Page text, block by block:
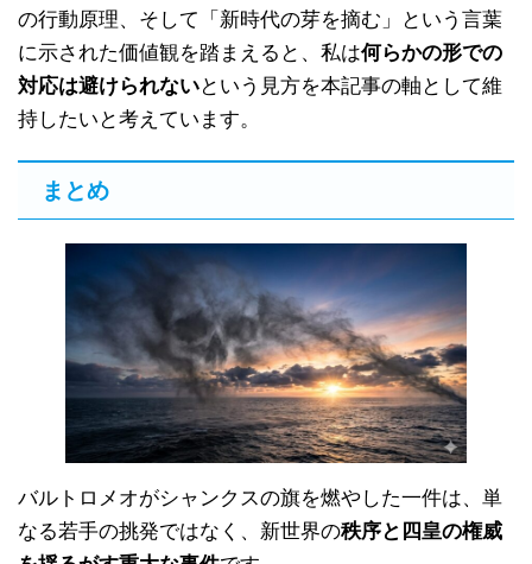
の行動原理、そして「新時代の芽を摘む」という言葉
に示された価値観を踏まえると、私は何らかの形での
対応は避けられないという見方を本記事の軸として維
持したいと考えています。
まとめ
バルトロメオがシャンクスの旗を燃やした一件は、単
なる若手の挑発ではなく、新世界の秩序と四皇の権威